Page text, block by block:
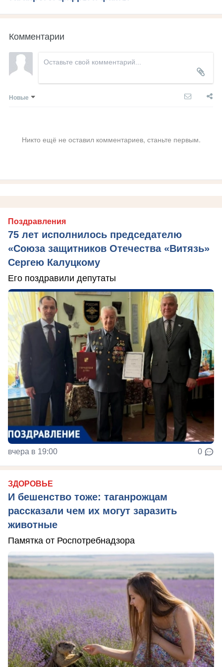
Комментарии
Новые
Никто ещё не оставил комментариев, станьте первым.
Поздравления
75 лет исполнилось председателю
«Союза защитников Отечества «Витязь»
Сергею Калуцкому
Его поздравили депутаты
вчера в 19:00 0
ЗДОРОВЬЕ
И бешенство тоже: таганрожцам
рассказали чем их могут заразить
животные
Памятка от Роспотребнадзора